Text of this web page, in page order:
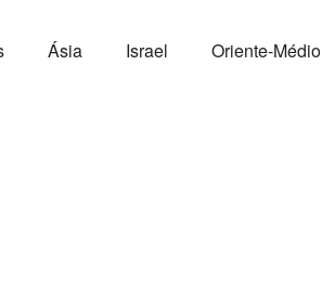
Ásia Israel Oriente-Médio